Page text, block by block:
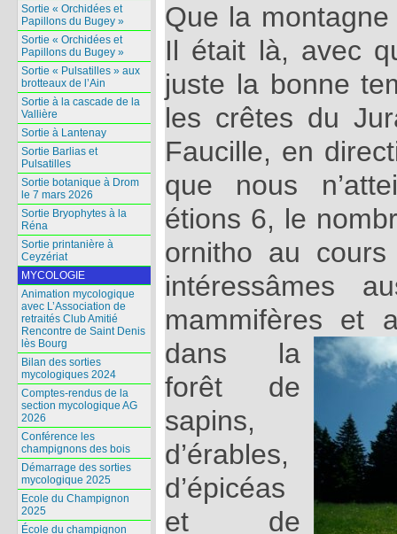
Que la
Il était là, avec
juste la bonne
les crêtes du
Faucille, en
que nous
étions 6, le
ornitho au
intéressâmes
mammifères et
dans la
forêt de
sapins,
d’érables,
d’épicéas
et de
Sortie « Orchidées et
Papillons du Bugey »
Sortie « Orchidées et
Papillons du Bugey »
Sortie « Pulsatilles » aux
brotteaux de l’Ain
Sortie à la cascade de la
Vallière
Sortie à Lantenay
Sortie Barlias et
Pulsatilles
Sortie botanique à Drom
le 7 mars 2026
Sortie Bryophytes à la
Réna
Sortie printanière à
Ceyzériat
MYCOLOGIE
Animation mycologique
avec L’Association de
retraités Club Amitié
Rencontre de Saint Denis
lès Bourg
Bilan des sorties
mycologiques 2024
Comptes-rendus de la
section mycologique AG
2026
Conférence les
champignons des bois
Démarrage des sorties
mycologique 2025
Ecole du Champignon
2025
École du champignon